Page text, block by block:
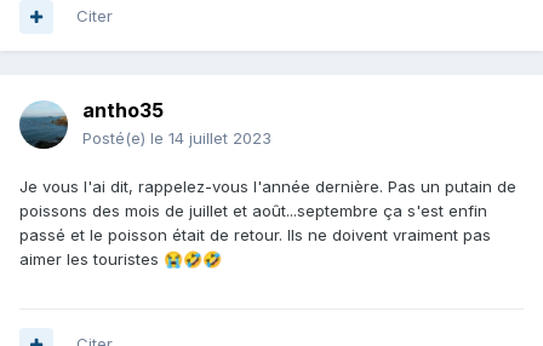
Citer
antho35
Posté(e) le 14 juillet 2023
Je vous l'ai dit, rappelez-vous l'année dernière. Pas un putain de
poissons des mois de juillet et août...septembre ça s'est enfin
passé et le poisson était de retour. Ils ne doivent vraiment pas
aimer les touristes 😭🤣🤣